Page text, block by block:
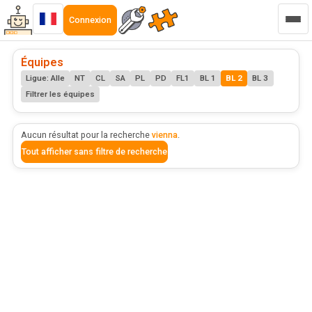
Connexion
Équipes
Ligue: Alle NT CL SA PL PD FL1 BL 1 BL 2
BL 3
Filtrer les équipes
Aucun résultat pour la recherche vienna.
Tout afficher sans filtre de recherche